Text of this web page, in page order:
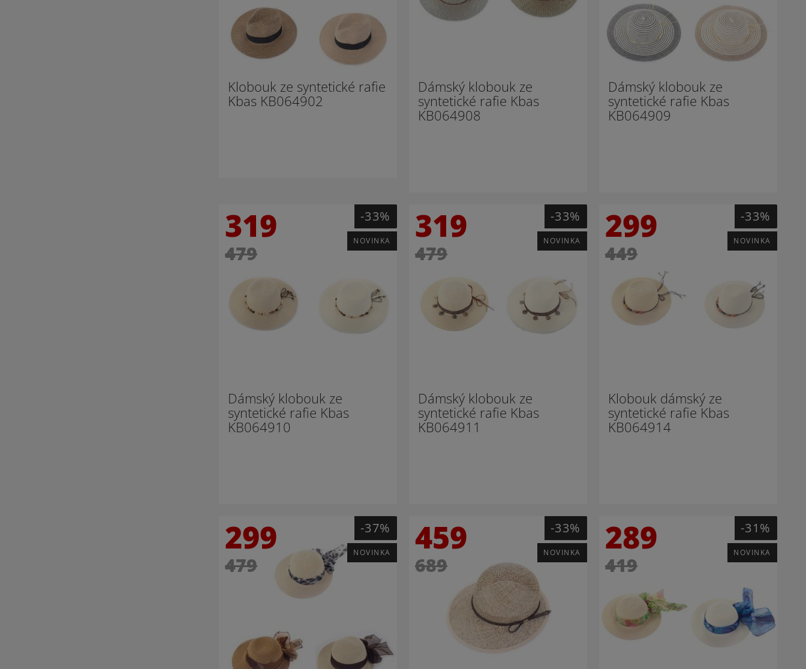
Klobouk ze syntetické rafie
Kbas KB064902
Dámský klobouk ze
syntetické rafie Kbas
KB064908
Dámský klobouk ze
syntetické rafie Kbas
KB064909
319
479
-33%
NOVINKA
Dámský klobouk ze
syntetické rafie Kbas
KB064910
319
479
-33%
NOVINKA
Dámský klobouk ze
syntetické rafie Kbas
KB064911
299
449
-33%
NOVINKA
Klobouk dámský ze
syntetické rafie Kbas
KB064914
299
479
-37%
NOVINKA 459
689
-33%
NOVINKA 289
419
-31%
NOVINKA